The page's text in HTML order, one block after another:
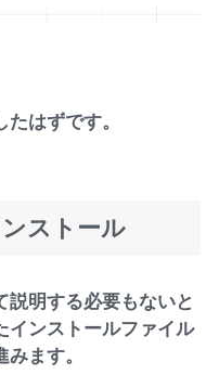
はずです。
ストール
説明する必要もないと
インストールファイル
ます。